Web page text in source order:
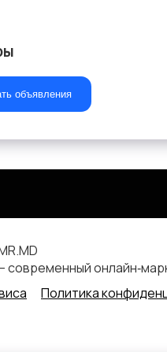
объявления
современный
Политика